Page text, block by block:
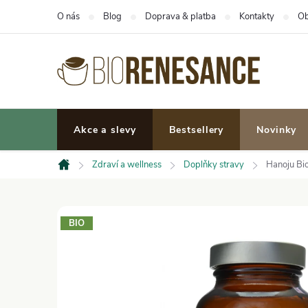
O nás Blog Doprava & platba Kontakty
Akce a slevy Bestsellery Novinky
Domů
Zdraví a wellness Doplňky stravy Hanoju
BIO